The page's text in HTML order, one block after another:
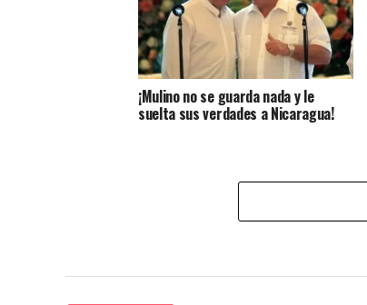
¡Mulino no se guarda nada y le
suelta sus verdades a Nicaragua!